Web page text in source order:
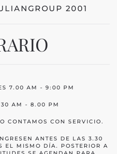
2001
7.00 AM - 9:00 PM
AM - 8.00 PM
CONTAMOS CON SERVICIO.
ANTES DE LAS 3.30
EL MISMO DÍA. POSTERIOR A